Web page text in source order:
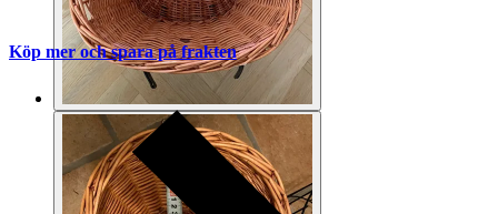
Köp mer och spara på frakten